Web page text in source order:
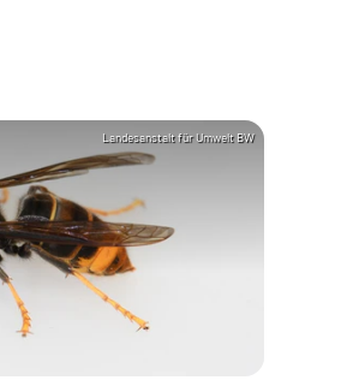
Landesanstalt für Umwelt BW